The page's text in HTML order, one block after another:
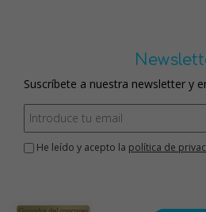
Suscríbete a nuestra newsletter y
He leído y acepto la política de